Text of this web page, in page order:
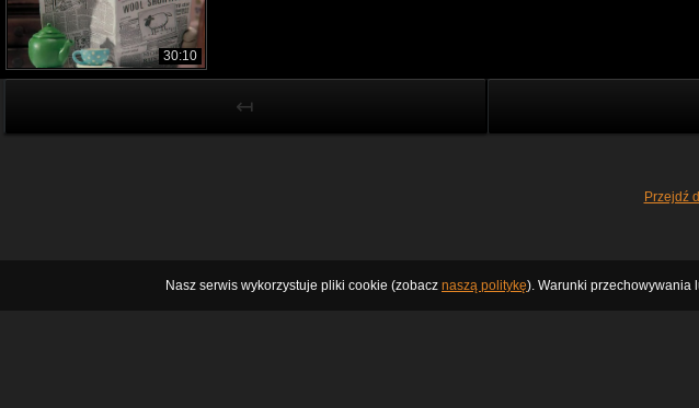
30:10
↤
Przejdź
Nasz serwis wykorzystuje pliki cookie (zobacz naszą politykę). Warunki przechowywania